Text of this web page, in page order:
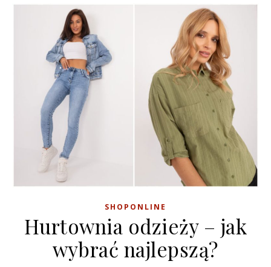
SHOPONLINE
Hurtownia odzieży – jak
wybrać najlepszą?